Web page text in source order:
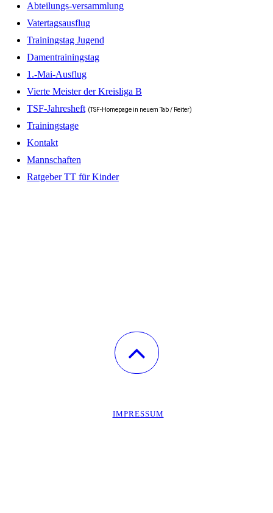
Abteilungs-versammlung
Vatertagsausflug
Trainingstag Jugend
Damentrainingstag
1.-Mai-Ausflug
Vierte Meister der Kreisliga B
TSF-Jahresheft (TSF-Homepage in neuem Tab / Reiter)
Trainingstage
Kontakt
Mannschaften
Ratgeber TT für Kinder
IMPRESSUM